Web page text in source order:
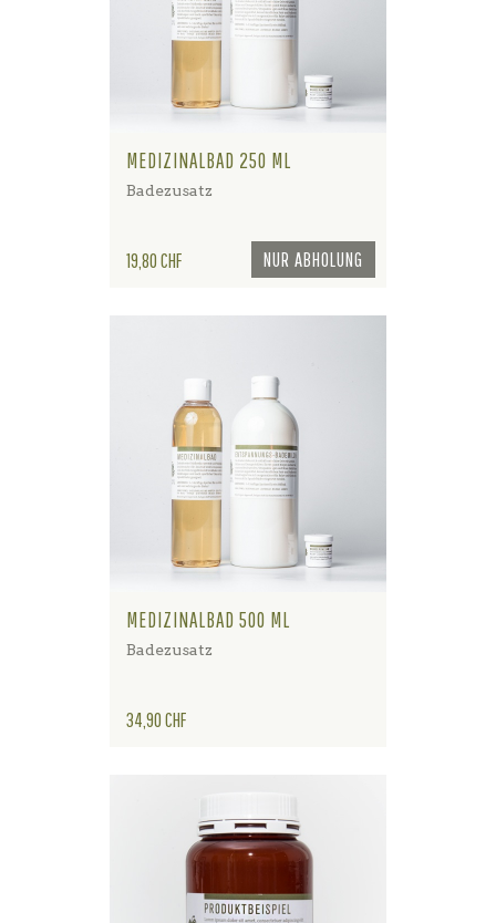
MEDIZINALBAD 250 ML
Badezusatz
NUR ABHOLUNG
Preis
19,80 CHF
MEDIZINALBAD 500 ML
Badezusatz
Preis
34,90 CHF